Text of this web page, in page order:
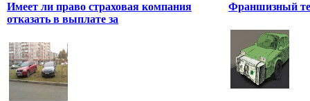
Имеет ли право страховая компания
отказать в выплате за
Франшизный